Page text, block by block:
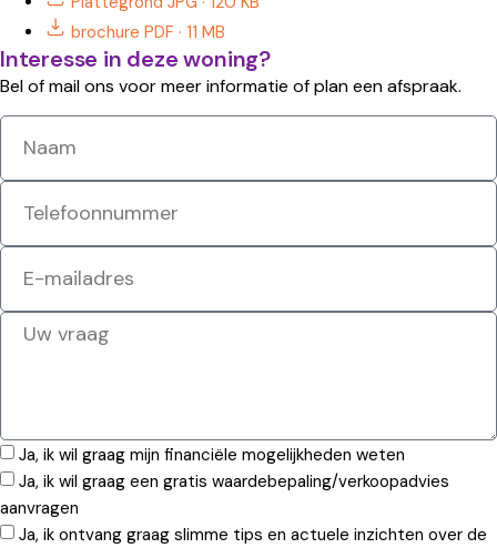
brochure PDF · 11 MB
Interesse in deze woning?
Bel of mail ons voor meer informatie of plan een afspraak.
Ja, ik wil graag mijn financiële mogelijkheden weten
Ja, ik wil graag een gratis waardebepaling/verkoopadvies
aanvragen
Ja, ik ontvang graag slimme tips en actuele inzichten over de